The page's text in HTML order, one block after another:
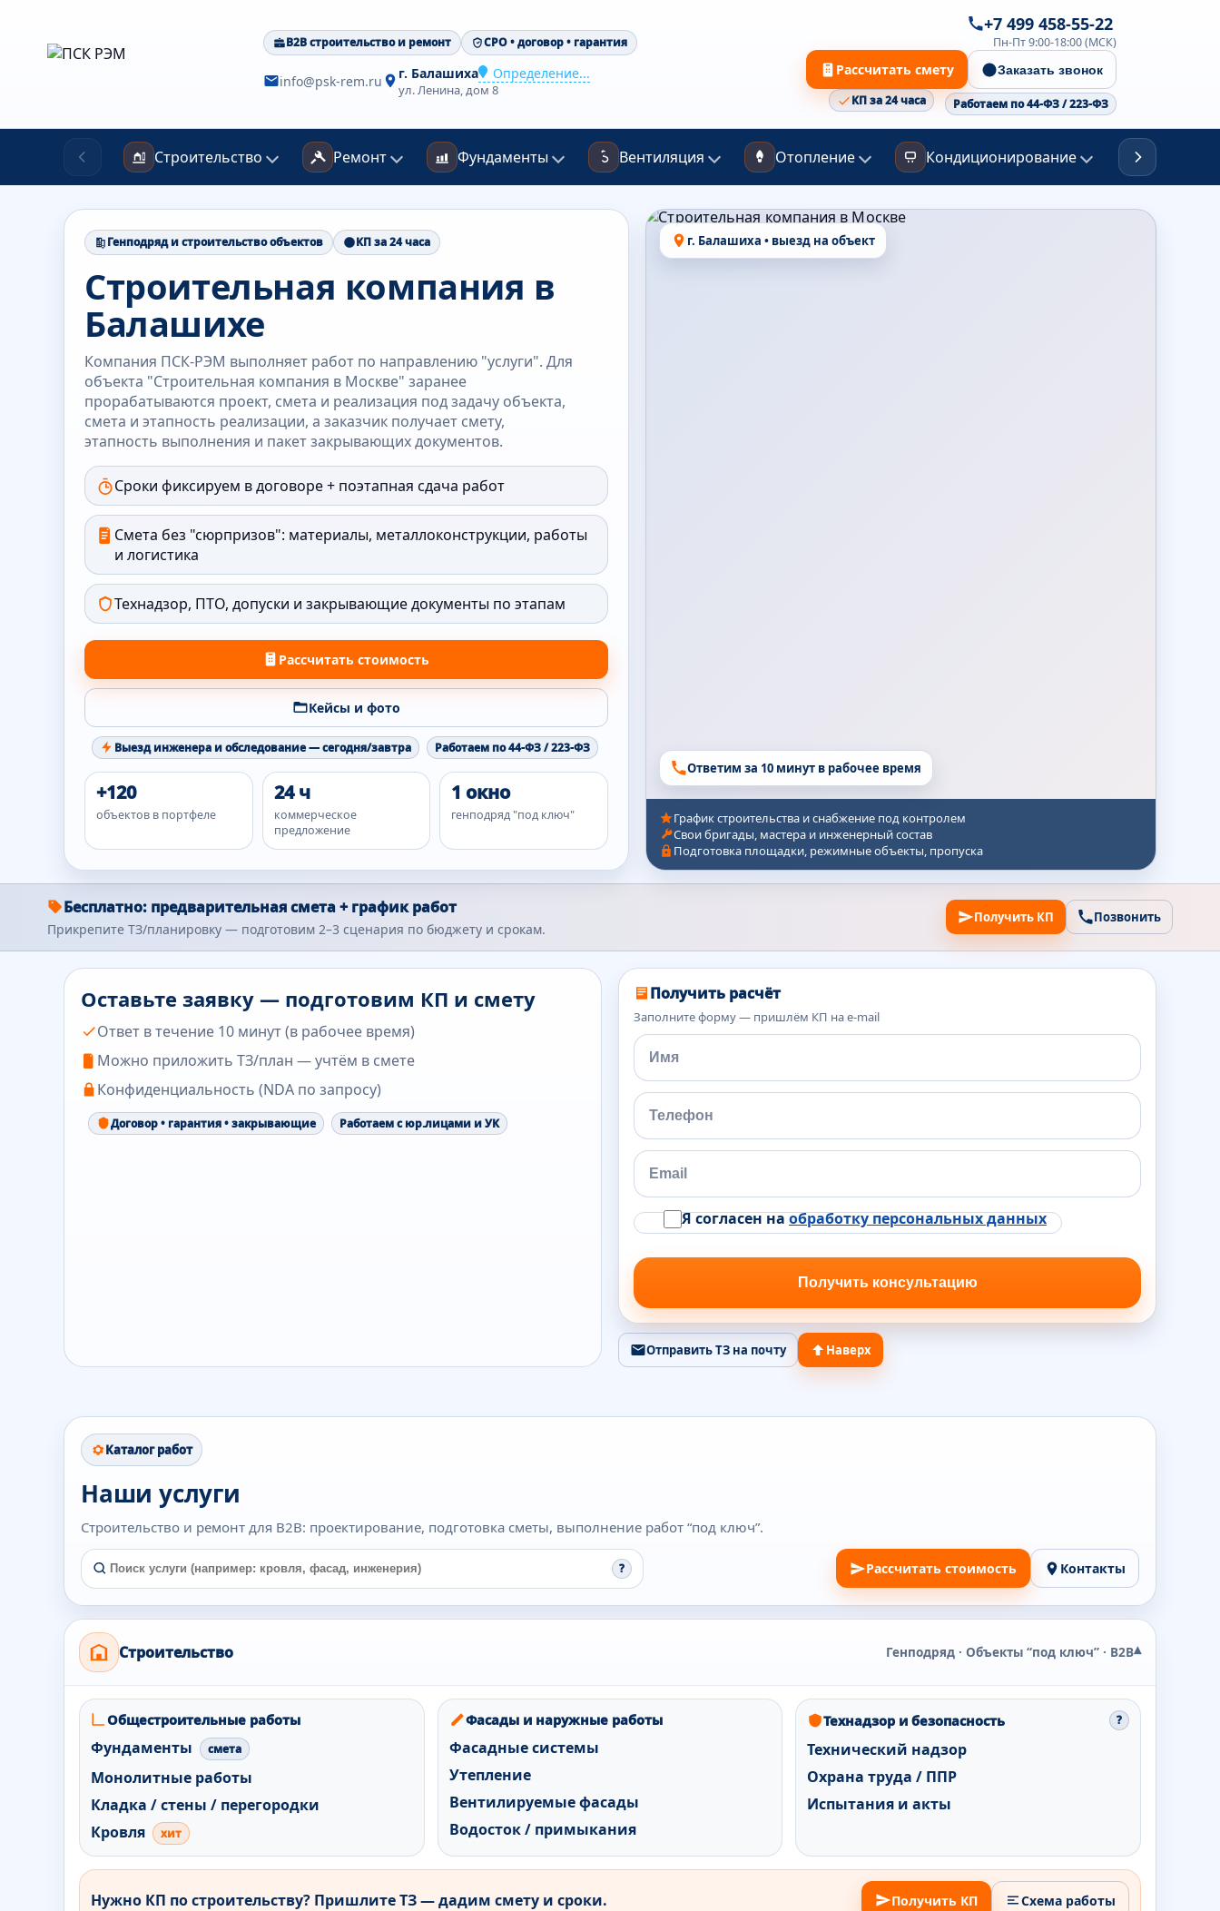
B2B строительство и ремонт СРО • договор • гарантия
info@psk-rem.ru г. Балашиха Определение...
ул. Ленина, дом 8
+7 499 458-55-22
Пн-Пт 9:00-18:00 (МСК)
Рассчитать смету Заказать звонок
КП за 24 часа Работаем по 44-ФЗ / 223-ФЗ
Строительство Ремонт Фундаменты Вентиляция Отопление Кондиционирование
Генподряд и строительство объектов КП за 24 часа
Строительная компания в
Балашихе
Компания ПСК-РЭМ выполняет работ по направлению "услуги". Для
объекта "Строительная компания в Москве" заранее
прорабатываются проект, смета и реализация под задачу объекта,
смета и этапность реализации, а заказчик получает смету,
этапность выполнения и пакет закрывающих документов.
Сроки фиксируем в договоре + поэтапная сдача работ
Смета без "сюрпризов": материалы, металлоконструкции, работы
и логистика
Технадзор, ПТО, допуски и закрывающие документы по этапам
Рассчитать стоимость
Кейсы и фото
Выезд инженера и обследование — сегодня/завтра Работаем по 44-ФЗ / 223-ФЗ
+120
объектов в портфеле
24 ч
коммерческое
предложение
1 окно
генподряд "под ключ"
г. Балашиха • выезд на объект
Ответим за 10 минут в рабочее время
График строительства и снабжение под контролем
Свои бригады, мастера и инженерный состав
Подготовка площадки, режимные объекты, пропуска
Бесплатно: предварительная смета + график работ
Прикрепите ТЗ/планировку — подготовим 2–3 сценария по бюджету и срокам.
Получить КП Позвонить
Оставьте заявку — подготовим КП и смету
Ответ в течение 10 минут (в рабочее время)
Можно приложить ТЗ/план — учтём в смете
Конфиденциальность (NDA по запросу)
Договор • гарантия • закрывающие Работаем с юр.лицами и УК
Получить расчёт
Заполните форму — пришлём КП на e-mail
Я согласен наобработку персональных данных
Оставьте
это
поле
пустым.
Отправить ТЗ на почту Наверх
Каталог работ
Наши услуги
Строительство и ремонт для B2B: проектирование, подготовка сметы, выполнение работ “под ключ”.
? Рассчитать стоимость Контакты
Строительство Генподряд · Объекты “под ключ” · B2B▾
Общестроительные работы
Фундаменты смета
Монолитные работы
Кладка / стены / перегородки
Кровля
хит
Фасады и наружные работы
Фасадные системы
Утепление
Вентилируемые фасады
Водосток / примыкания
Технадзор и безопасность ?
Технический надзор
Охрана труда / ППР
Испытания и акты
Нужно КП по строительству? Пришлите ТЗ — дадим смету и сроки. Получить КП Схема работы